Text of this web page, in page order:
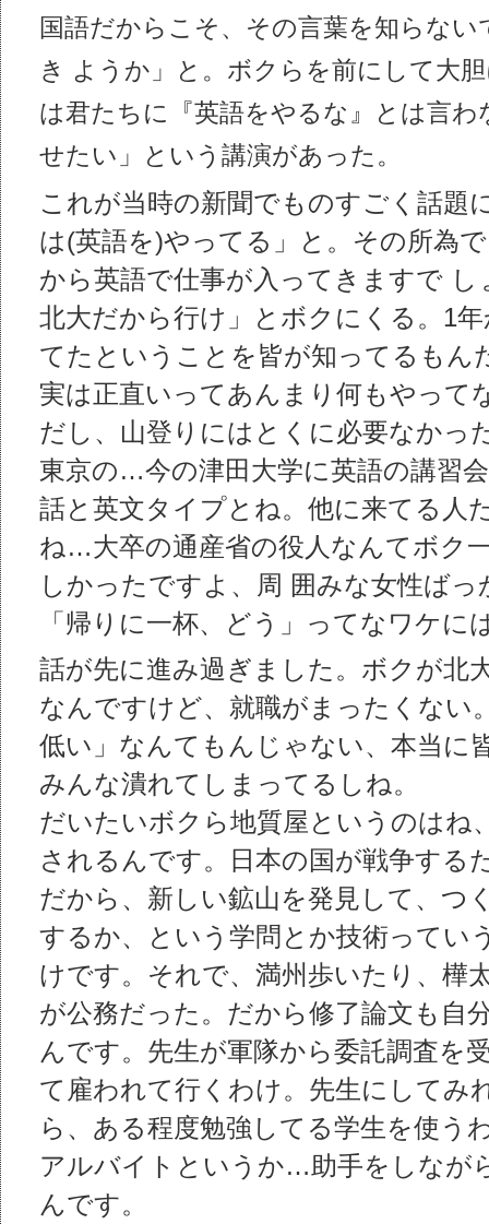
国語だからこそ、その言葉を知らな
き ようか」と。ボクらを前にして大
は君たちに『英語をやるな』とは言
せたい」という講演があった。
これが当時の新聞でものすごく話題
は(英語を)やってる」と。その所為
から英語で仕事が入ってきますで
北大だから行け」とボクにくる。1
てたということを皆が知ってるもん
実は正直いってあんまり何もやって
だし、山登りにはとくに必要なかっ
東京の…今の津田大学に英語の講習
話と英文タイプとね。他に来てる人
ね…大卒の通産省の役人なんてボク
しかったですよ、周 囲みな女性ば
「帰りに一杯、どう」ってなワケ
話が先に進み過ぎました。ボクが北
なんですけど、就職がまったくない
低い」なんてもんじゃない、本当に
みんな潰れてしまってるしね。
だいたいボクら地質屋というのはね
されるんです。日本の国が戦争する
だから、新しい鉱山を発見して、
するか、という学問とか技術ってい
けです。それで、満州歩いたり、樺
が公務だった。だから修了論文も自
んです。先生が軍隊から委託調査を
て雇われて行くわけ。先生にして
ら、ある程度勉強してる学生を使う
アルバイトというか…助手をしなが
んです。